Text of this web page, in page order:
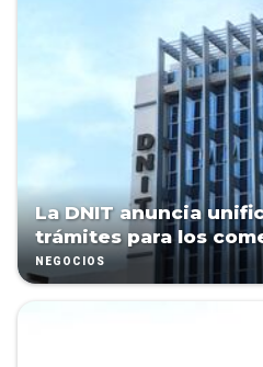
La DNIT anuncia
trámites para los
NEGOCIOS